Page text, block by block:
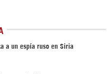
a un espía ruso en Siria